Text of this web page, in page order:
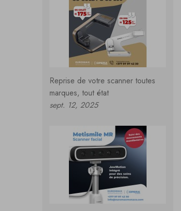
Reprise de votre scanner toutes
marques, tout état
sept. 12, 2025